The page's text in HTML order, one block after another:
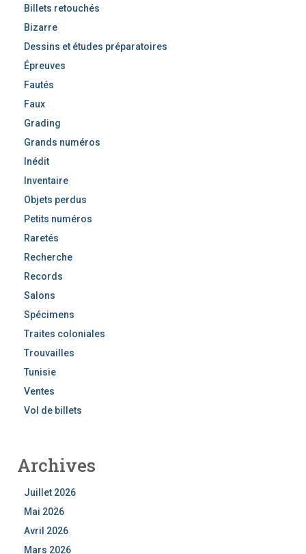
Billets retouchés
Bizarre
Dessins et études préparatoires
Épreuves
Fautés
Faux
Grading
Grands numéros
Inédit
Inventaire
Objets perdus
Petits numéros
Raretés
Recherche
Records
Salons
Spécimens
Traites coloniales
Trouvailles
Tunisie
Ventes
Vol de billets
Archives
Juillet 2026
Mai 2026
Avril 2026
Mars 2026